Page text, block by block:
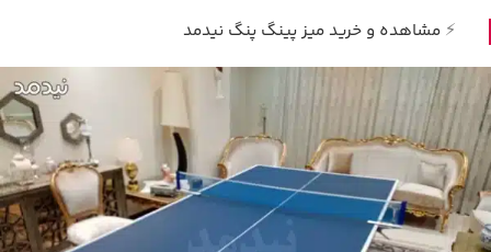
⚡ مشاهده و خرید میز پینگ پنگ نیدمد